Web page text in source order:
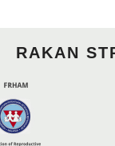
RAKAN